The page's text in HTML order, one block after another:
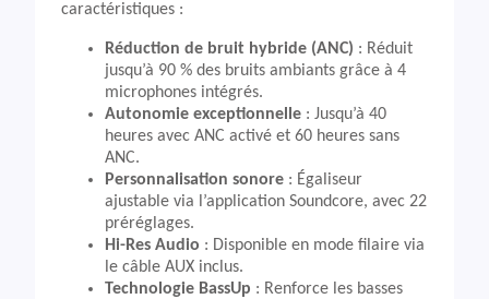
caractéristiques :
Réduction de bruit hybride (ANC) : Réduit
jusqu’à 90 % des bruits ambiants grâce à 4
microphones intégrés.
Autonomie exceptionnelle : Jusqu’à 40
heures avec ANC activé et 60 heures sans
ANC.
Personnalisation sonore : Égaliseur
ajustable via l’application Soundcore, avec 22
préréglages.
Hi-Res Audio : Disponible en mode filaire via
le câble AUX inclus.
Technologie BassUp : Renforce les basses